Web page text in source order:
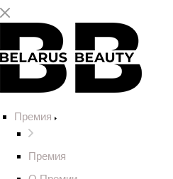
Премия
Премия